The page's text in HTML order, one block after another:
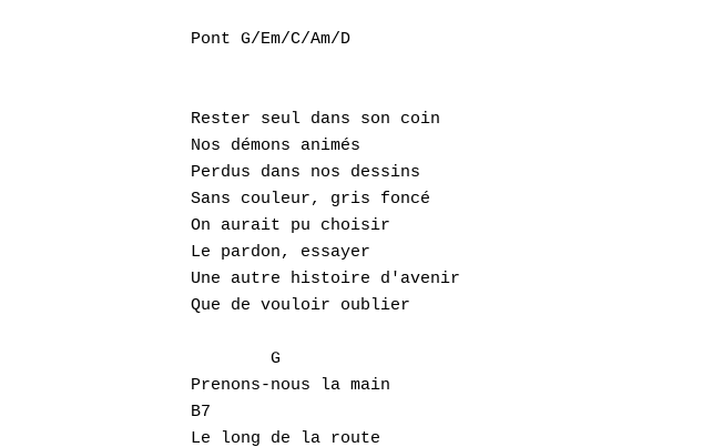
Pont G/Em/C/Am/D
Rester seul dans son coin
Nos démons animés
Perdus dans nos dessins
Sans couleur, gris foncé
On aurait pu choisir
Le pardon, essayer
Une autre histoire d'avenir
Que de vouloir oublier
Prenons-nous la main
B7
Le long de la route